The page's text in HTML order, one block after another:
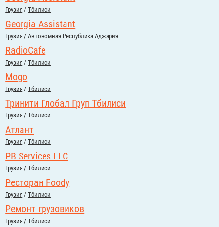
Грузия /Тбилиси
Georgia Assistant
Грузия /Автономная Республика Аджария
RadioCafe
Грузия /Тбилиси
Mogo
Грузия /Тбилиси
Тринити Глобал Груп Тбилиси
Грузия /Тбилиси
Атлант
Грузия /Тбилиси
PB Services LLC
Грузия /Тбилиси
Ресторан Foody
Грузия /Тбилиси
Ремонт грузовиков
Грузия /Тбилиси